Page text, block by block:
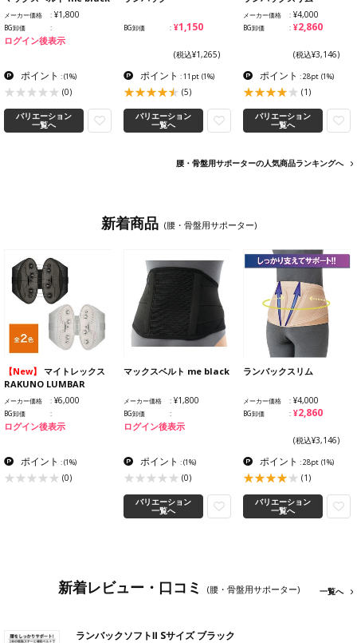
メーカー価格 ¥1,800
BG卸価
ログイン後表示
ポイント :(1%)
(0)
バリエーション
一覧へ
BG卸価 ¥1,150
(税込¥1,265)
ポイント : 11pt (1%)
(5)
バリエーション
一覧へ
メーカー価格 ¥4,000
BG卸価 ¥2,860
(税込¥3,146)
ポイント : 28pt (1%)
(1)
バリエーション
一覧へ
腰・骨盤用サポーターの人気商品ランキングへ
新着商品 (腰・骨盤用サポーター)
【New】
RAKUNO LUMBAR
メーカー価格 ¥6,000
BG卸価
ログイン後表示
ポイント :(1%)
(0)
マックスベルト me black
メーカー価格 ¥1,800
BG卸価
ログイン後表示
ポイント :(1%)
(0)
バリエーション
一覧へ
ランバックスリム
メーカー価格 ¥4,000
BG卸価 ¥2,860
(税込¥3,146)
ポイント : 28pt (1%)
(1)
バリエーション
一覧へ
新着レビュー・口コミ (腰・骨盤用サポーター) 一覧へ
ランバックソフトⅡ Sサイズ ブラック